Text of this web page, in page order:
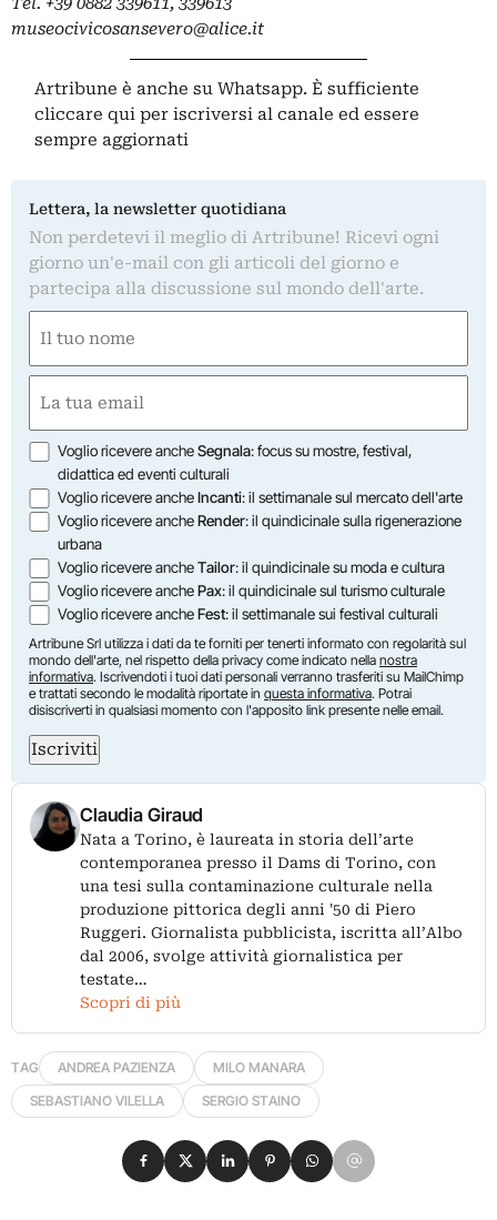
museocivicosansevero@alice.it
Artribune è anche su Whatsapp. È sufficiente
cliccare qui per iscriversi al canale ed essere
sempre aggiornati
Lettera, la newsletter quotidiana
Non perdetevi il meglio di Artribune! Ricevi ogni
giorno un'e-mail con gli articoli del giorno e
partecipa alla discussione sul mondo dell'arte.
(Required)
First
(Required)
Opzioni
Voglio ricevere ancheSegnala: focus su mostre, festival,
didattica ed eventi culturali
Voglio ricevere ancheIncanti: il settimanale sul mercato dell'arte
Voglio ricevere ancheRender: il quindicinale sulla rigenerazione
urbana
Voglio ricevere ancheTailor: il quindicinale su moda e cultura
Voglio ricevere anchePax: il quindicinale sul turismo culturale
Voglio ricevere ancheFest: il settimanale sui festival culturali
Artribune Srl utilizza i dati da te forniti per tenerti informato con regolarità sul
mondo dell'arte, nel rispetto della privacy come indicato nella nostra
informativa. Iscrivendoti i tuoi dati personali verranno trasferiti su MailChimp
e trattati secondo le modalità riportate in questa informativa. Potrai
disiscriverti in qualsiasi momento con l'apposito link presente nelle email.
Iscriviti
Claudia Giraud
Nata a Torino, è laureata in storia dell’arte
contemporanea presso il Dams di Torino, con
una tesi sulla contaminazione culturale nella
produzione pittorica degli anni '50 di Piero
Ruggeri. Giornalista pubblicista, iscritta all’Albo
dal 2006, svolge attività giornalistica per
testate…
Scopri di più
TAG ANDREA PAZIENZA
MILO MANARA
SEBASTIANO VILELLA
SERGIO STAINO
Condividi su Facebook
Condividi su X
Condividi su LinkedIn
Condividi su Pinterest
Condividi su WhatsApp
Condividi su Email